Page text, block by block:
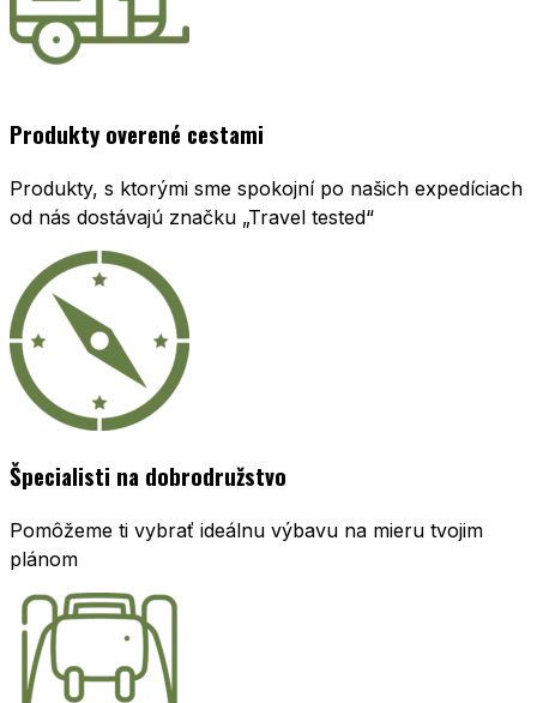
Produkty overené cestami
Produkty, s ktorými sme spokojní po našich expedíciach
od nás dostávajú značku „Travel tested“
Špecialisti na dobrodružstvo
Pomôžeme ti vybrať ideálnu výbavu na mieru tvojim
plánom